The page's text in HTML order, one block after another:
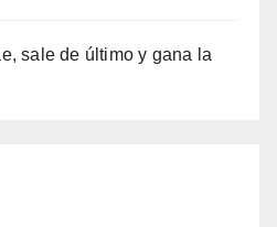
sale de último y gana la